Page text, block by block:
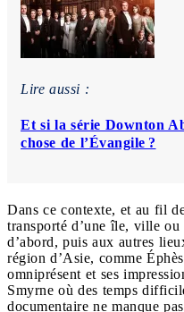
Lire aussi :
Et si la série Downton
chose de l’Évangile ?
Dans ce contexte, et au fil
transporté d’une île, ville ou
d’abord, puis aux autres
région d’Asie, comme
omniprésent et ses
Smyrne où des temps
documentaire ne manque